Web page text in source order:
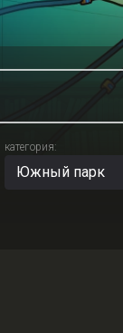
категория:
Южный парк